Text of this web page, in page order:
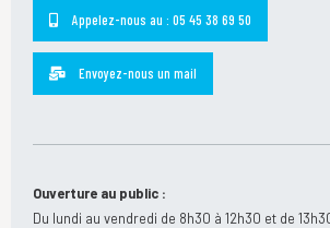
Appelez-nous au : 05 45 38 69 50
Envoyez-nous un mail
Ouverture au public :
Du lundi au vendredi de 8h30 à 12h30 et de